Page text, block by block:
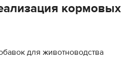
кормовых
для животноводства